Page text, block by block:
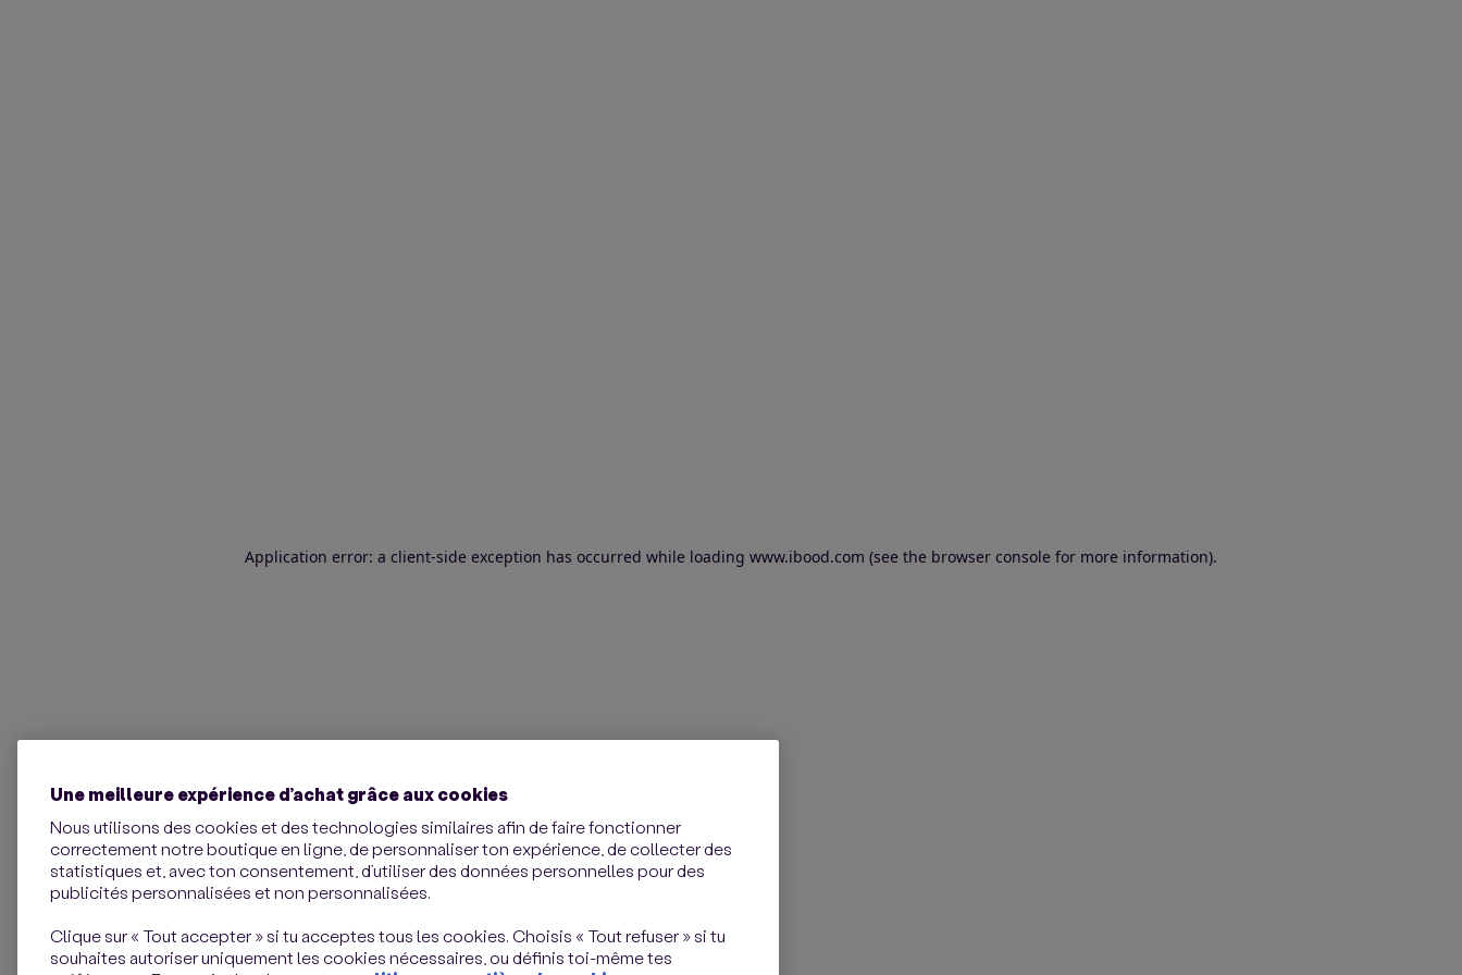
Application error: a client-side exception has occurred while loading www.ibood.com (see the browser console for more information).
Une meilleure expérience d’achat grâce aux cookies
Nous utilisons des cookies et des technologies similaires afin de faire fonctionner
correctement notre boutique en ligne, de personnaliser ton expérience, de collecter des
statistiques et, avec ton consentement, d’utiliser des données personnelles pour des
publicités personnalisées et non personnalisées.
Clique sur « Tout accepter » si tu acceptes tous les cookies. Choisis « Tout refuser » si tu
souhaites autoriser uniquement les cookies nécessaires, ou définis toi-même tes